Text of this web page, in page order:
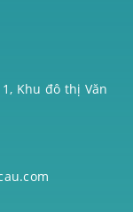
Khu đô thị Văn